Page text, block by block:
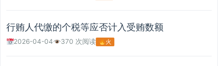
行贿人代缴的个税等应否计入受贿数额
2026-04-04 370 次阅读 火